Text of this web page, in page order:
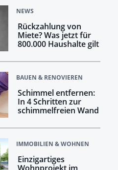
NEWS
Rückzahlung von
Miete? Was jetzt für
800.000 Haushalte gilt
BAUEN & RENOVIEREN
Schimmel entfernen:
In 4 Schritten zur
schimmelfreien Wand
IMMOBILIEN & WOHNEN
Einzigartiges